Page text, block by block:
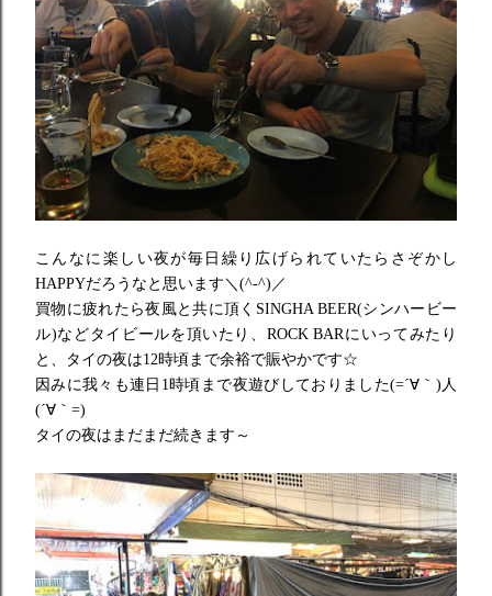
こんなに楽しい夜が毎日繰り広げられていたらさぞかし
HAPPYだろうなと思います＼(^-^)／
買物に疲れたら夜風と共に頂くSINGHA BEER(シンハービー
ル)などタイビールを頂いたり、ROCK BARにいってみたり
と、
タイの夜は12時頃まで余裕で賑やかです☆
因みに我々も連日1時頃まで夜遊びしておりました(=´∀｀) 人
(´∀｀=)
タイの夜はまだまだ続きます～